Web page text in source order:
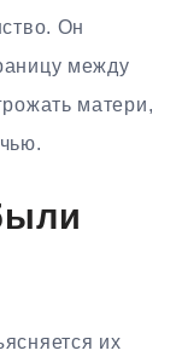
Он
между
матери,
их